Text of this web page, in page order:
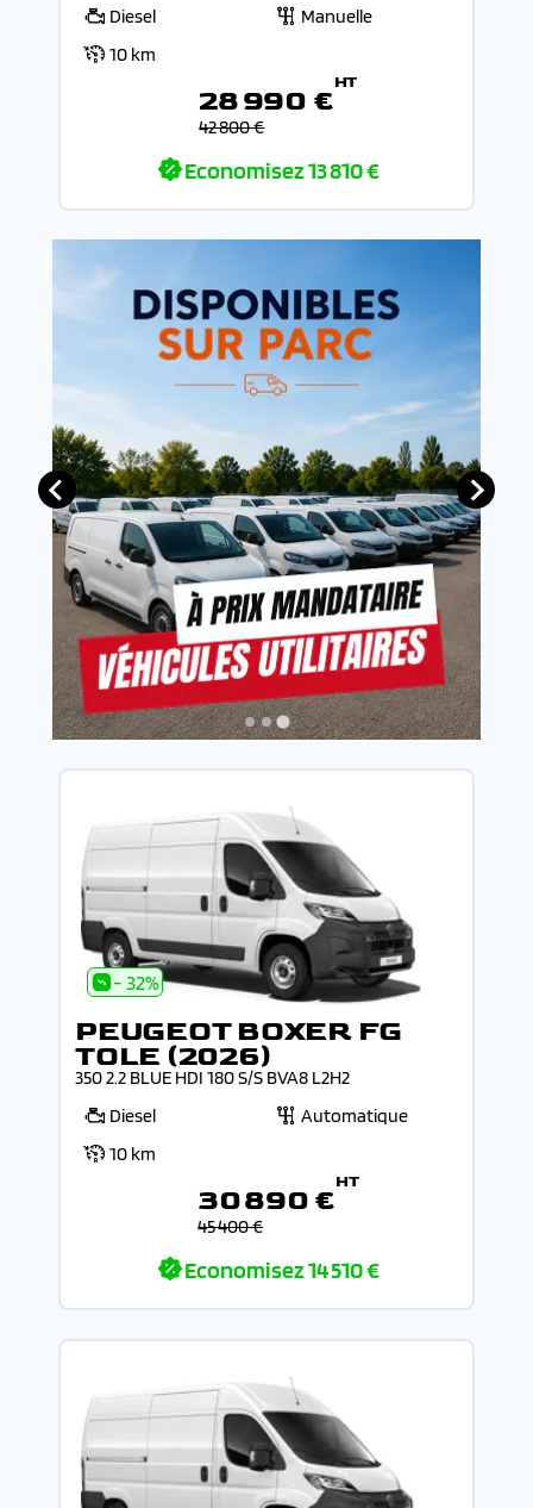
Diesel
Manuelle
10 km
28 990 €
HT
42 800 €
Economisez13 810 €
- 32%
PEUGEOT BOXER FG
TOLE (2026)
350 2.2 BLUE HDI 180 S/S BVA8 L2H2
Diesel
Automatique
10 km
30 890 €
HT
45 400 €
Economisez14 510 €